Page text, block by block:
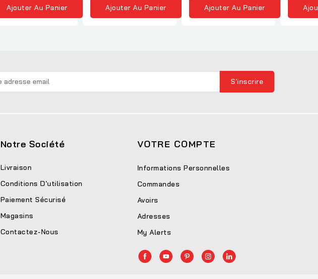
Ajouter Au Panier Ajouter Au Panier Ajouter Au Panier
Notre Société
Livraison
Conditions D'utilisation
Paiement Sécurisé
Magasins
Contactez-Nous
VOTRE COMPTE
Informations Personnelles
Commandes
Avoirs
Adresses
My Alerts